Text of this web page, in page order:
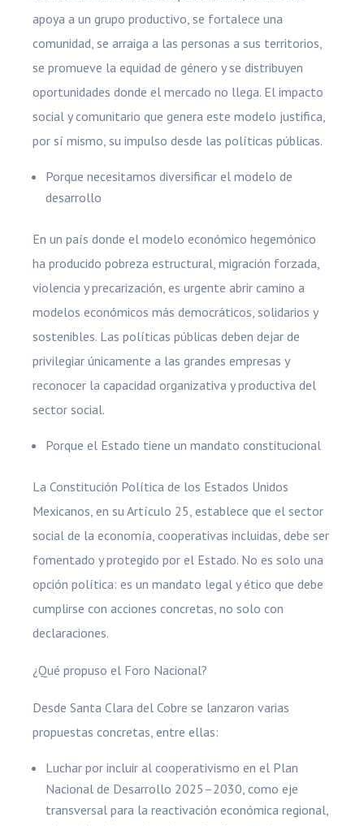
apoya a un grupo productivo, se fortalece una
comunidad, se arraiga a las personas a sus territorios,
se promueve la equidad de género y se distribuyen
oportunidades donde el mercado no llega. El impacto
social y comunitario que genera este modelo justifica,
por sí mismo, su impulso desde las políticas públicas.
Porque necesitamos diversificar el modelo de
desarrollo
En un país donde el modelo económico hegemónico
ha producido pobreza estructural, migración forzada,
violencia y precarización, es urgente abrir camino a
modelos económicos más democráticos, solidarios y
sostenibles. Las políticas públicas deben dejar de
privilegiar únicamente a las grandes empresas y
reconocer la capacidad organizativa y productiva del
sector social.
Porque el Estado tiene un mandato constitucional
La Constitución Política de los Estados Unidos
Mexicanos, en su Artículo 25, establece que el sector
social de la economía, cooperativas incluidas, debe ser
fomentado y protegido por el Estado. No es solo una
opción política: es un mandato legal y ético que debe
cumplirse con acciones concretas, no solo con
declaraciones.
¿Qué propuso el Foro Nacional?
Desde Santa Clara del Cobre se lanzaron varias
propuestas concretas, entre ellas:
Luchar por incluir al cooperativismo en el Plan
Nacional de Desarrollo 2025–2030, como eje
transversal para la reactivación económica regional,